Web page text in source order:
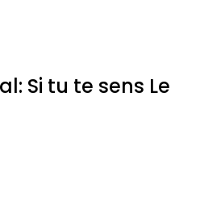
Si tu te sens Le